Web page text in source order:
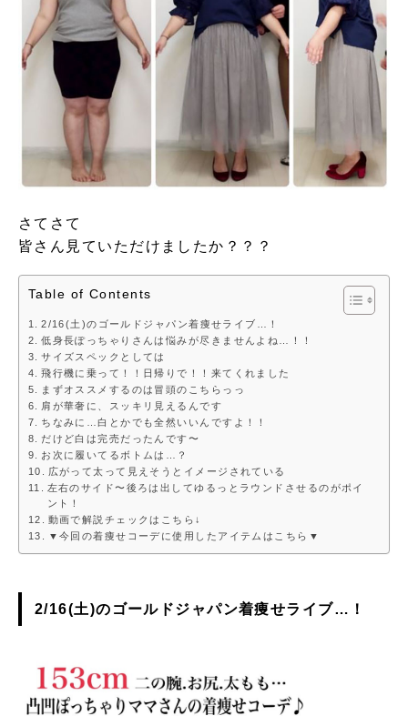
さてさて
皆さん見ていただけましたか？？？
Table of Contents
2/16(土)のゴールドジャパン着痩せライブ…！
低身長ぽっちゃりさんは悩みが尽きませんよね…！！
サイズスペックとしては
飛行機に乗って！！日帰りで！！来てくれました
まずオススメするのは冒頭のこちらっっ
肩が華奢に、スッキリ見えるんです
ちなみに…白とかでも全然いいんですよ！！
だけど白は完売だったんです〜
お次に履いてるボトムは…？
広がって太って見えそうとイメージされている
左右のサイド〜後ろは出してゆるっとラウンドさせるのがポイ
ント！
動画で解説チェックはこちら↓
▼今回の着痩せコーデに使用したアイテムはこちら▼
2/16(土)の ゴールドジャパン着痩せライブ…！